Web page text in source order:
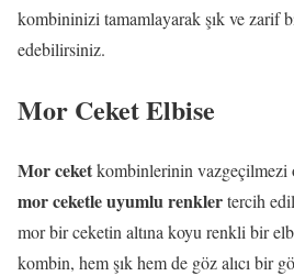
kombininizi tamamlayarak şık ve zarif
edebilirsiniz.
Mor Ceket Elbise
Mor ceketkombinlerinin vazgeçilmezi
mor ceketle uyumlu renklertercih
mor bir ceketin altına koyu renkli bir
kombin, hem şık hem de göz alıcı bir